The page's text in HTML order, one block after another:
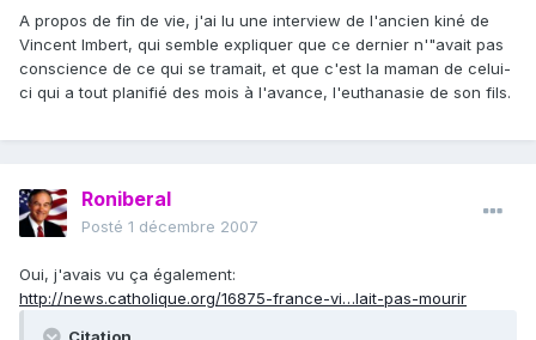
A propos de fin de vie, j'ai lu une interview de l'ancien kiné de
Vincent Imbert, qui semble expliquer que ce dernier n'"avait pas
conscience de ce qui se tramait, et que c'est la maman de celui-
ci qui a tout planifié des mois à l'avance, l'euthanasie de son fils.
Roniberal
Posté 1 décembre 2007
Oui, j'avais vu ça également:
http://news.catholique.org/16875-france-vi…lait-pas-mourir